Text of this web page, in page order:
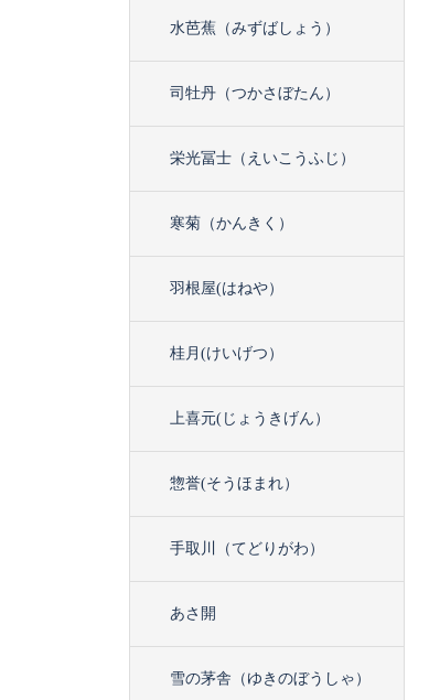
水芭蕉（みずばしょう）
司牡丹（つかさぼたん）
栄光冨士（えいこうふじ）
寒菊（かんきく）
羽根屋(はねや）
桂月(けいげつ）
上喜元(じょうきげん）
惣誉(そうほまれ）
手取川（てどりがわ）
あさ開
雪の茅舎（ゆきのぼうしゃ）